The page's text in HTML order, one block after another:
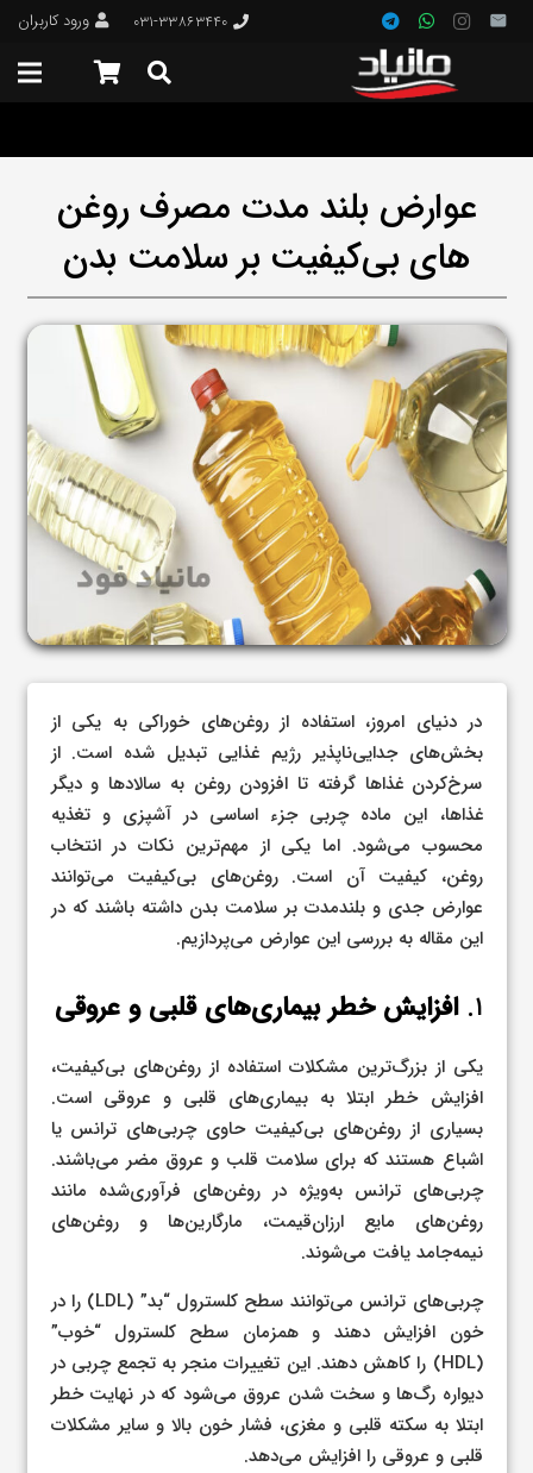
۰۳۱-۳۳۸۶۳۴۴۰ ورود کاربران
عوارض بلند مدت مصرف روغن‌
های بی‌کیفیت بر سلامت بدن
در دنیای امروز، استفاده از روغن‌های خوراکی به یکی از
بخش‌های جدایی‌ناپذیر رژیم غذایی تبدیل شده است. از
سرخ‌کردن غذاها گرفته تا افزودن روغن به سالادها و دیگر
غذاها، این ماده چربی جزء اساسی در آشپزی و تغذیه
محسوب می‌شود. اما یکی از مهم‌ترین نکات در انتخاب
روغن، کیفیت آن است. روغن‌های بی‌کیفیت می‌توانند
عوارض جدی و بلندمدت بر سلامت بدن داشته باشند که در
این مقاله به بررسی این عوارض می‌پردازیم.
۱. افزایش خطر بیماری‌های قلبی و عروقی
یکی از بزرگ‌ترین مشکلات استفاده از روغن‌های بی‌کیفیت،
افزایش خطر ابتلا به بیماری‌های قلبی و عروقی است.
بسیاری از روغن‌های بی‌کیفیت حاوی چربی‌های ترانس یا
اشباع هستند که برای سلامت قلب و عروق مضر می‌باشند.
چربی‌های ترانس به‌ویژه در روغن‌های فرآوری‌شده مانند
روغن‌های مایع ارزان‌قیمت، مارگارین‌ها و روغن‌های
نیمه‌جامد یافت می‌شوند.
چربی‌های ترانس می‌توانند سطح کلسترول “بد” (LDL) را در
خون افزایش دهند و همزمان سطح کلسترول “خوب”
(HDL) را کاهش دهند. این تغییرات منجر به تجمع چربی در
دیواره رگ‌ها و سخت شدن عروق می‌شود که در نهایت خطر
ابتلا به سکته قلبی و مغزی، فشار خون بالا و سایر مشکلات
قلبی و عروقی را افزایش می‌دهد.